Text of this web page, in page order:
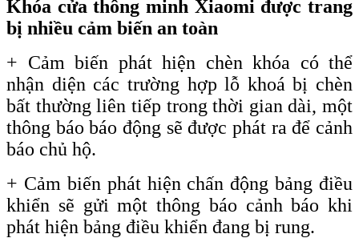
Khóa cửa thông minh Xiaomi được trang
bị nhiều cảm biến an toàn
+ Cảm biến phát hiện chèn khóa có thể
nhận diện các trường hợp lỗ khoá bị chèn
bất thường liên tiếp trong thời gian dài, một
thông báo báo động sẽ được phát ra để cảnh
báo chủ hộ.
+ Cảm biến phát hiện chấn động bảng điều
khiển sẽ gửi một thông báo cảnh báo khi
phát hiện bảng điều khiển đang bị rung.